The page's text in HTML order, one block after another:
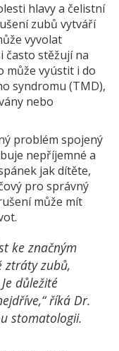
hlavy a čelistní
zubů vytváří
vyvolat
často stěžují na
může vyústit i do
syndromu (TMD),
nebo
problém spojený
nepříjemné a
jak dítěte,
pro správný
může mít
ke značným
ztráty zubů,
důležité
říká Dr.
stomatologii.